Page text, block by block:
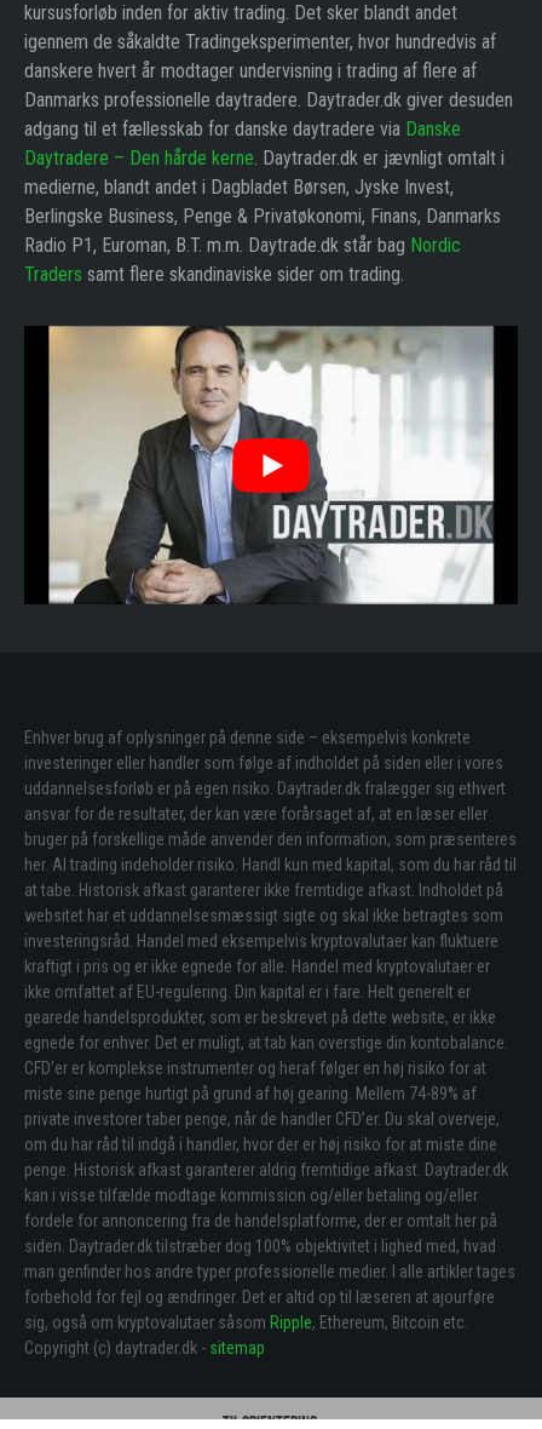
kursusforløb inden for aktiv trading. Det sker blandt andet
igennem de såkaldte Tradingeksperimenter, hvor hundredvis af
danskere hvert år modtager undervisning i trading af flere af
Danmarks professionelle daytradere. Daytrader.dk giver desuden
adgang til et fællesskab for danske daytradere via Danske
Daytradere – Den hårde kerne. Daytrader.dk er jævnligt omtalt i
medierne, blandt andet i Dagbladet Børsen, Jyske Invest,
Berlingske Business, Penge & Privatøkonomi, Finans, Danmarks
Radio P1, Euroman, B.T. m.m. Daytrade.dk står bag Nordic
Traders samt flere skandinaviske sider om trading.
Enhver brug af oplysninger på denne side – eksempelvis konkrete
investeringer eller handler som følge af indholdet på siden eller i vores
uddannelsesforløb er på egen risiko. Daytrader.dk fralægger sig ethvert
ansvar for de resultater, der kan være forårsaget af, at en læser eller
bruger på forskellige måde anvender den information, som præsenteres
her. Al trading indeholder risiko. Handl kun med kapital, som du har råd til
at tabe. Historisk afkast garanterer ikke fremtidige afkast. Indholdet på
websitet har et uddannelsesmæssigt sigte og skal ikke betragtes som
investeringsråd. Handel med eksempelvis kryptovalutaer kan fluktuere
kraftigt i pris og er ikke egnede for alle. Handel med kryptovalutaer er
ikke omfattet af EU-regulering. Din kapital er i fare. Helt generelt er
gearede handelsprodukter, som er beskrevet på dette website, er ikke
egnede for enhver. Det er muligt, at tab kan overstige din kontobalance.
CFD’er er komplekse instrumenter og heraf følger en høj risiko for at
miste sine penge hurtigt på grund af høj gearing. Mellem 74-89% af
private investorer taber penge, når de handler CFD’er. Du skal overveje,
om du har råd til indgå i handler, hvor der er høj risiko for at miste dine
penge. Historisk afkast garanterer aldrig fremtidige afkast. Daytrader.dk
kan i visse tilfælde modtage kommission og/eller betaling og/eller
fordele for annoncering fra de handelsplatforme, der er omtalt her på
siden. Daytrader.dk tilstræber dog 100% objektivitet i lighed med, hvad
man genfinder hos andre typer professionelle medier. I alle artikler tages
forbehold for fejl og ændringer. Det er altid op til læseren at ajourføre
sig, også om kryptovalutaer såsom Ripple, Ethereum, Bitcoin etc.
Copyright (c) daytrader.dk - sitemap
Til orientering: